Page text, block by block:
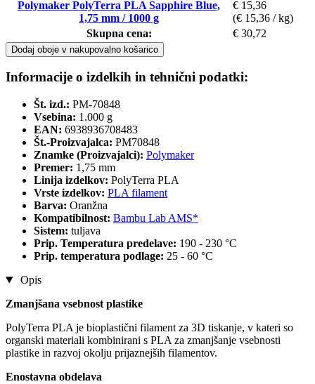
Polymaker PolyTerra PLA Sapphire Blue,
1,75 mm / 1000 g
€ 15,36
(€ 15,36 / kg)
Skupna cena:
€ 30,72
Dodaj oboje v nakupovalno košarico
Informacije o izdelkih in tehnični podatki:
Št. izd.: PM-70848
Vsebina: 1.000 g
EAN: 6938936708483
Št.-Proizvajalca: PM70848
Znamke (Proizvajalci): Polymaker
Premer: 1,75 mm
Linija izdelkov: PolyTerra PLA
Vrste izdelkov: PLA filament
Barva: Oranžna
Kompatibilnost: Bambu Lab AMS*
Sistem: tuljava
Prip. Temperatura predelave: 190 - 230 °C
Prip. temperatura podlage: 25 - 60 °C
Opis
Zmanjšana vsebnost plastike
PolyTerra PLA je bioplastični filament za 3D tiskanje, v kateri so
organski materiali kombinirani s PLA za zmanjšanje vsebnosti
plastike in razvoj okolju prijaznejših filamentov.
Enostavna obdelava